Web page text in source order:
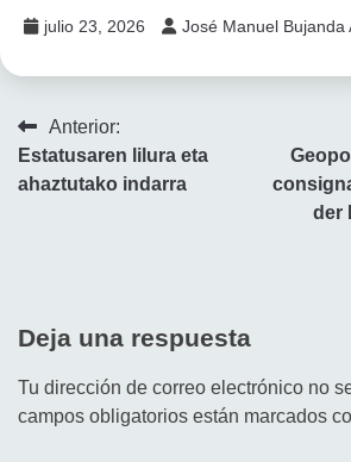
julio 23, 2026 José Manuel Bujanda
Navegación
de
Anterior:
Estatusaren lilura eta
ahaztutako indarra
der
Deja una respuesta
Tu dirección de correo electrónico no
campos obligatorios están marcados